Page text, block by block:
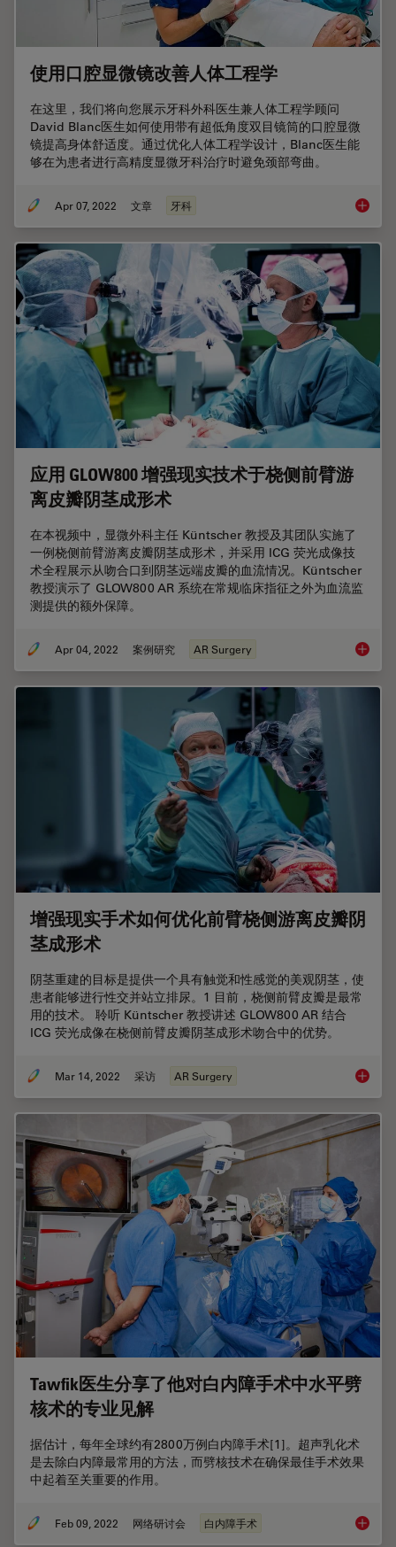
使用口腔显微镜改善人体工程学
在这里，我们将向您展示牙科外科医生兼人体工程学顾问
David Blanc医生如何使用带有超低角度双目镜筒的口腔显微
镜提高身体舒适度。通过优化人体工程学设计，Blanc医生能
够在为患者进行高精度显微牙科治疗时避免颈部弯曲。
Apr 07, 2022 文章 牙科 使用口
应用 GLOW800 增强现实技术于桡侧前臂游
离皮瓣阴茎成形术
在本视频中，显微外科主任 Küntscher 教授及其团队实施了
一例桡侧前臂游离皮瓣阴茎成形术，并采用 ICG 荧光成像技
术全程展示从吻合口到阴茎远端皮瓣的血流情况。Küntscher
教授演示了 GLOW800 AR 系统在常规临床指征之外为血流监
测提供的额外保障。
Apr 04, 2022 案例研究 AR Surgery 应用
增强现实手术如何优化前臂桡侧游离皮瓣阴
茎成形术
阴茎重建的目标是提供一个具有触觉和性感觉的美观阴茎，使
患者能够进行性交并站立排尿。1 目前，桡侧前臂皮瓣是最常
用的技术。 聆听 Küntscher 教授讲述 GLOW800 AR 结合
ICG 荧光成像在桡侧前臂皮瓣阴茎成形术吻合中的优势。
Mar 14, 2022 采访 AR Surgery 增强现
Tawfik医生分享了他对白内障手术中水平劈
核术的专业见解
据估计，每年全球约有2800万例白内障手术[1]。超声乳化术
是去除白内障最常用的方法，而劈核技术在确保最佳手术效果
中起着至关重要的作用。
Feb 09, 2022 网络研讨会 白内障手术 Tawfik